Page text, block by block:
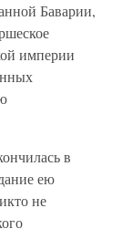
Баварии,
империи
в
ею
не